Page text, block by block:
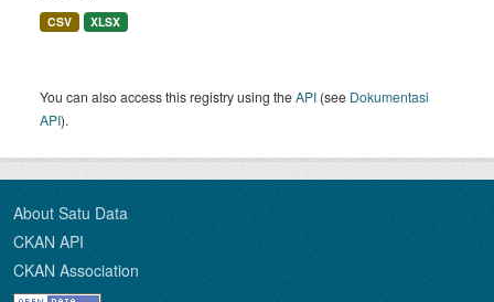
CSV XLSX
You can also access this registry using theAPI (see Dokumentasi
API).
About Satu Data
CKAN API
CKAN Association